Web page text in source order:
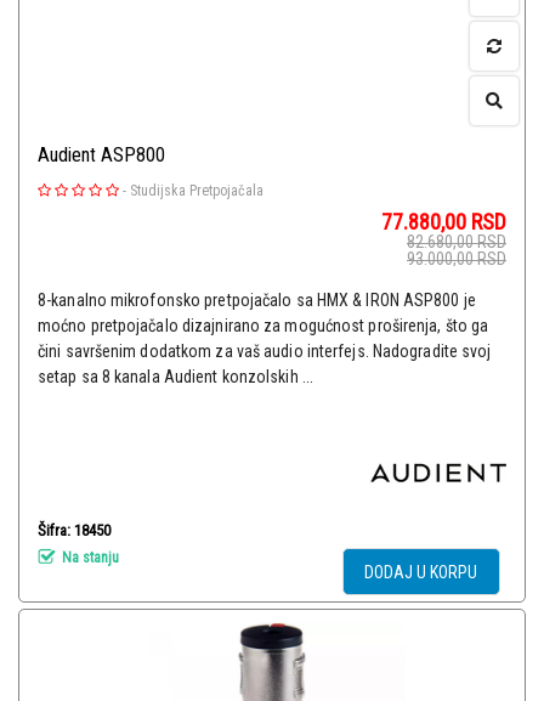
Audient ASP800
- Studijska Pretpojačala
77.880,00 RSD
82.680,00RSD
93.000,00RSD
8-kanalno mikrofonsko pretpojačalo sa HMX & IRON ASP800 je
moćno pretpojačalo dizajnirano za mogućnost proširenja, što ga
čini savršenim dodatkom za vaš audio interfejs. Nadogradite svoj
setap sa 8 kanala Audient konzolskih ...
Šifra: 18450
Na stanju
DODAJ U KORPU